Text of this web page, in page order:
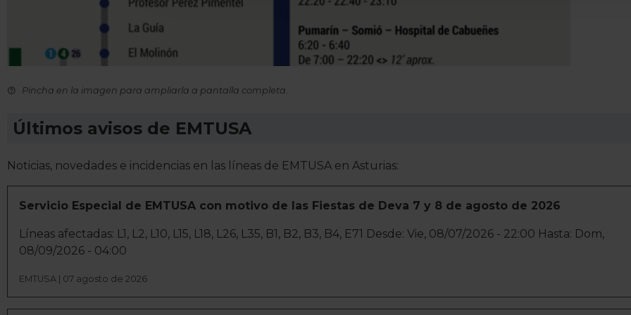
para mantener activa esta página web sin coste para nuestros usuarios. Pulsando el botón
navegación aceptando la instalación de todas las cookies, ya sean nuestras o de nuestros
el seguimiento y análisis de tu comportamiento dentro del sitio web, así como desarrollar un
mostrarte publicidad y contenido personalizado en función del mismo. Tienes también la
funcionamiento del sitio web. En la sección
Pincha en la imagen para ampliarla a pantalla completa.
Últimos avisos de EMTUSA
Noticias, novedades e incidencias en las líneas de EMTUSA en Asturias:
Servicio Especial de EMTUSA con motivo de las Fiestas de Deva 7 y 8 de agosto de 2026
Líneas afectadas: L1, L2, L10, L15, L18, L26, L35, B1, B2, B3, B4, E71 Desde: Vie, 08/07/2026 - 22:00 Hasta: Dom,
08/09/2026 - 04:00
EMTUSA | 07 agosto de 2026